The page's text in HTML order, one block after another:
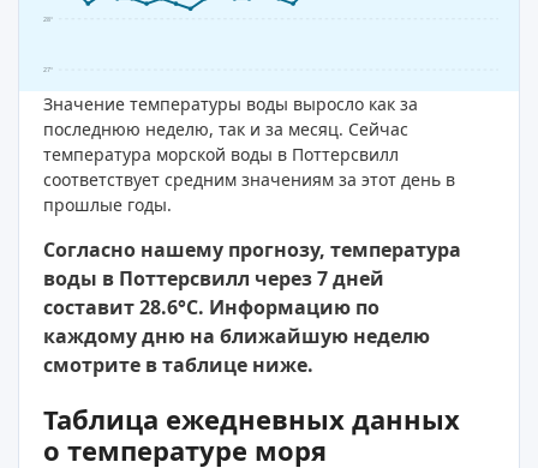
27°
28°
Значение температуры воды выросло как за
последнюю неделю, так и за месяц. Сейчас
температура морской воды в Поттерсвилл
соответствует средним значениям за этот день в
прошлые годы.
Согласно нашему прогнозу, температура
воды в Поттерсвилл через 7 дней
составит 28.6°C. Информацию по
каждому дню на ближайшую неделю
смотрите в таблице ниже.
Таблица ежедневных данных
о температуре моря